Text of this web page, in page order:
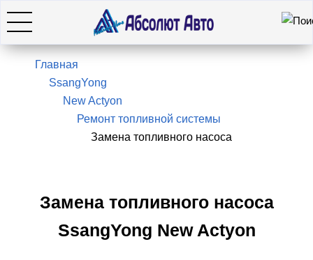
7(495)966-28-26
SsangYong / KGM
Genesis
Искать
Главная
SsangYong
New Actyon
Ремонт топливной системы
Замена топливного насоса
Замена топливного насоса
SsangYong New Actyon